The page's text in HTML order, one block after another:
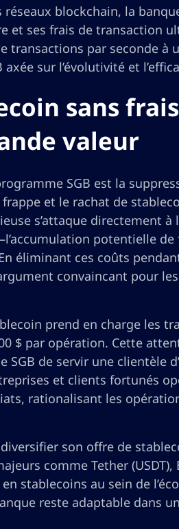
réseaux blockchain, la
et ses frais de transaction
transactions par seconde à
sur l’évolutivité et
sans
valeur
SGB est la
et le rachat de
s’attaque directement à
potentielle de
éliminant ces coûts
convaincant pour
prend en charge les
$ par opération. Cette
SGB de servir une clientèle
et clients fortunés
rationalisant les
son offre de
comme Tether (USDT),
stablecoins au sein de
reste adaptable dans